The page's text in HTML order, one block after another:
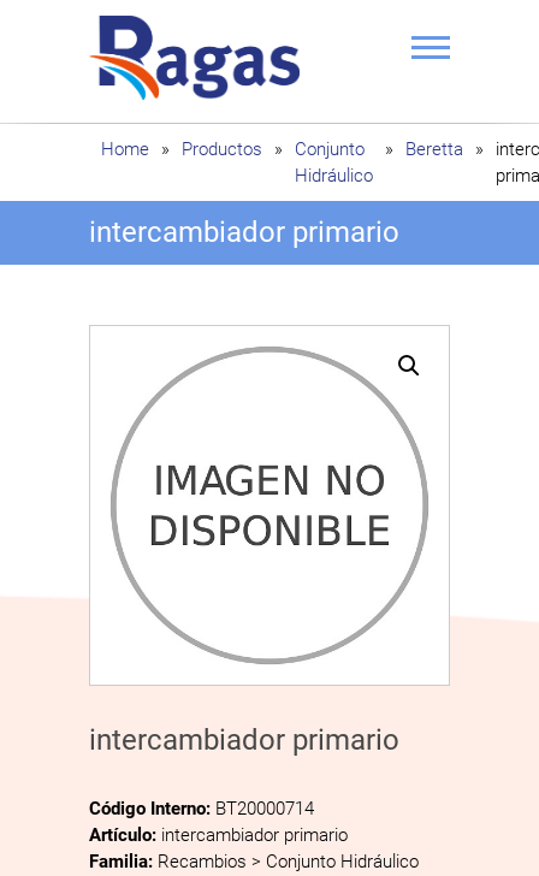
Ragas
Home » Productos »
Conjunto
Hidráulico
» Beretta »
intercambiador primario
intercambiador primario
Código Interno: BT20000714
Artículo: intercambiador primario
Familia: Recambios > Conjunto Hidráulico